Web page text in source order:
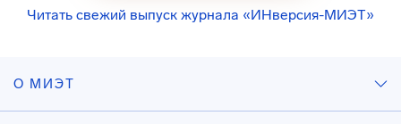
Читать свежий выпуск журнала «ИНверсия-МИЭТ»
О МИЭТ